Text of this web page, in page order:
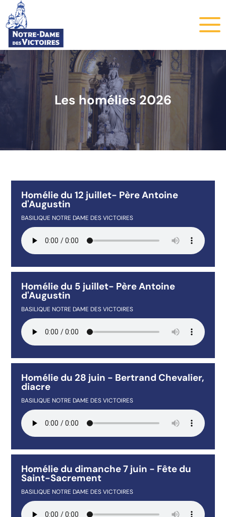
Les homélies 2026
Homélie du 12 juillet- Père Antoine
d'Augustin
BASILIQUE NOTRE DAME DES VICTOIRES
Homélie du 5 juillet- Père Antoine
d'Augustin
BASILIQUE NOTRE DAME DES VICTOIRES
Homélie du 28 juin - Bertrand Chevalier,
diacre
BASILIQUE NOTRE DAME DES VICTOIRES
Homélie du dimanche 7 juin - Fête du
Saint-Sacrement
BASILIQUE NOTRE DAME DES VICTOIRES